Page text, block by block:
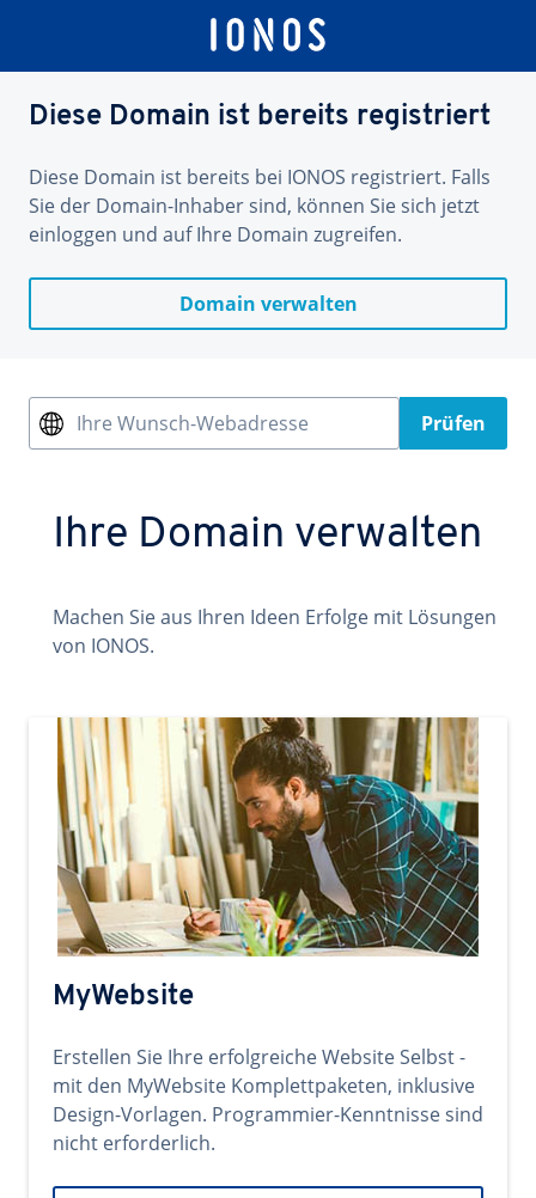
Diese Domain ist bereits registriert
Diese Domain ist bereits bei IONOS registriert. Falls
Sie der Domain-Inhaber sind, können Sie sich jetzt
einloggen und auf Ihre Domain zugreifen.
Domain verwalten
Ihre Wunsch-Webadresse Prüfen
Ihre Domain verwalten
Machen Sie aus Ihren Ideen Erfolge mit Lösungen
von IONOS.
MyWebsite
Erstellen Sie Ihre erfolgreiche Website Selbst -
mit den MyWebsite Komplettpaketen, inklusive
Design-Vorlagen. Programmier-Kenntnisse sind
nicht erforderlich.